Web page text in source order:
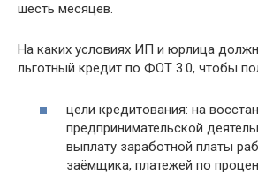
шесть месяцев.
На каких условиях ИП и юрлица
льготный кредит по ФОТ 3.0, чтобы
цели кредитования: на
предпринимательской
выплату заработной платы
заёмщика, платежей по